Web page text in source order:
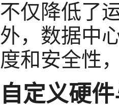
不仅降低了
外，数据中
度和安全性
自定义硬